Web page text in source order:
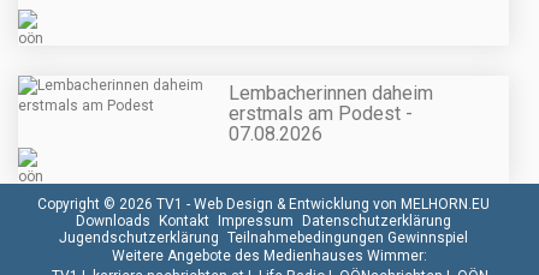
Lembacherinnen daheim
erstmals am Podest -
07.08.2026
Copyright © 2026 TV1 - Web Design & Entwicklung von MELHORN.EU
Downloads Kontakt Impressum Datenschutzerklärung
Jugendschutzerklärung Teilnahmebedingungen Gewinnspiel
Weitere Angebote des Medienhauses Wimmer: